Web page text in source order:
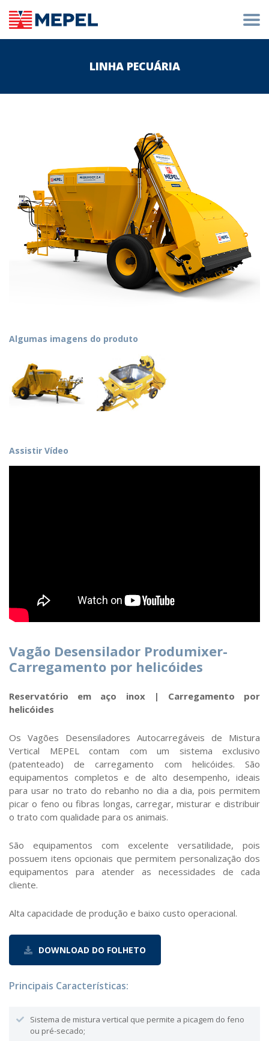
LINHA PECUÁRIA
Vagão Desensilador Produmixer-
Carregamento por helicóides
Reservatório em aço inox | Carregamento por
helicóides
Os Vagões Desensiladores Autocarregáveis de Mistura
Vertical MEPEL contam com um sistema exclusivo
(patenteado) de carregamento com helicóides. São
equipamentos completos e de alto desempenho, ideais
para usar no trato do rebanho no dia a dia, pois permitem
picar o feno ou fibras longas, carregar, misturar e distribuir
o trato com qualidade para os animais.
São equipamentos com excelente versatilidade, pois
possuem itens opcionais que permitem personalização dos
equipamentos para atender as necessidades de cada
cliente.
Alta capacidade de produção e baixo custo operacional.
DOWNLOAD DO FOLHETO
Principais Características:
Sistema de mistura vertical que permite a picagem do feno
ou pré-secado;
Algumas imagens do produto
Assistir Vídeo